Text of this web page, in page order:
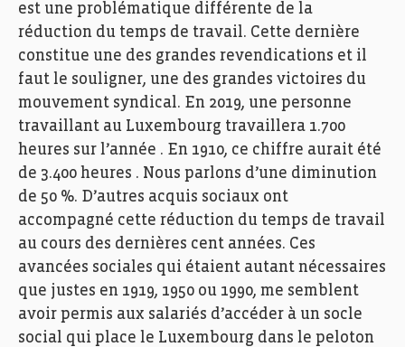
est une problématique différente de la
réduction du temps de travail. Cette dernière
constitue une des grandes revendications et il
faut le souligner, une des grandes victoires du
mouvement syndical. En 2019, une personne
travaillant au Luxembourg travaillera 1.700
heures sur l’année . En 1910, ce chiffre aurait été
de 3.400 heures . Nous parlons d’une diminution
de 50 %. D’autres acquis sociaux ont
accompagné cette réduction du temps de travail
au cours des dernières cent années. Ces
avancées sociales qui étaient autant nécessaires
que justes en 1919, 1950 ou 1990, me semblent
avoir permis aux salariés d’accéder à un socle
social qui place le Luxembourg dans le peloton